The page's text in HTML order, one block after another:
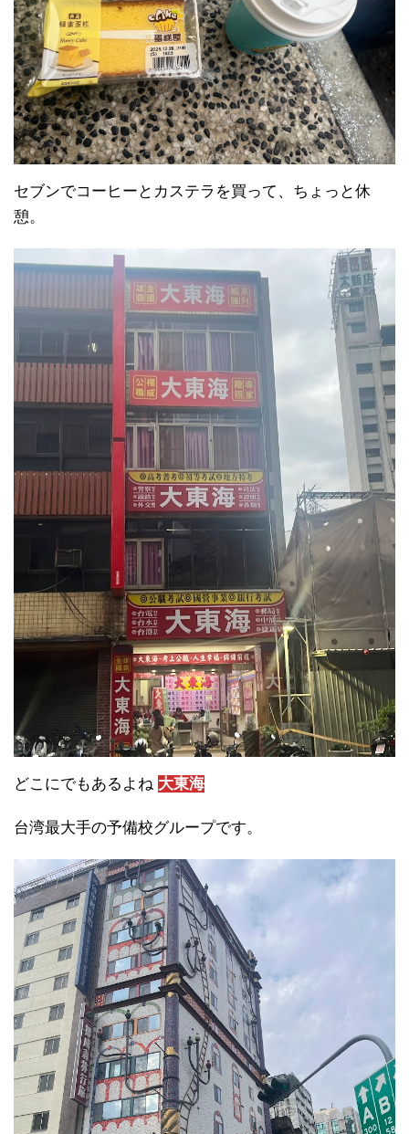
セブンでコーヒーとカステラを買って、ちょっと休
憩。
どこにでもあるよね 大東海
台湾最大手の予備校グループです。